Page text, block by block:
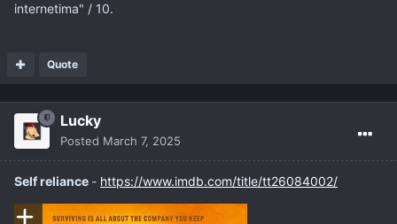
internetima" / 10.
Quote
Lucky
Posted March 7, 2025
Self reliance - https://www.imdb.com/title/tt26084002/